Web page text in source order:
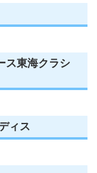
ス東海クラシ
ィス